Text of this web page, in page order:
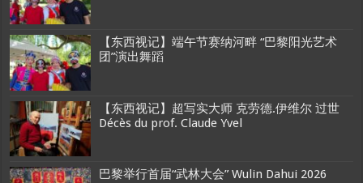
【东西视记】端午节赛纳河畔 “巴黎阳光艺术
团”演出舞蹈
【东西视记】超写实大师 克劳德.伊维尔 过世
Décès du prof. Claude Yvel
巴黎举行首届“武林大会” Wulin Dahui 2026